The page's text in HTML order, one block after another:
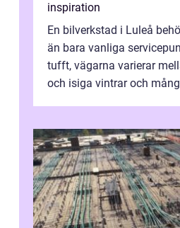
inspiration
En bilverkstad i Luleå
än bara vanliga
tufft, vägarna varierar
och isiga vintrar och